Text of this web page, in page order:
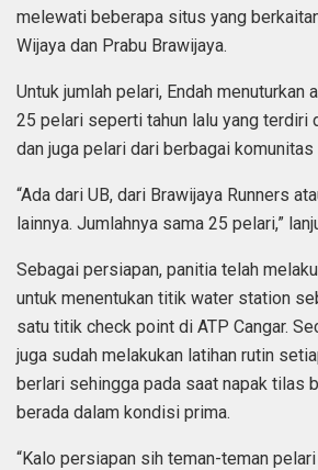
melewati beberapa situs yang
Wijaya dan Prabu Brawijaya.
Untuk jumlah pelari, Endah menuturkan
25 pelari seperti tahun lalu yang terdiri
dan juga pelari dari berbagai
“Ada dari UB, dari Brawijaya Runners
lainnya. Jumlahnya sama 25 pelari,”
Sebagai persiapan, panitia telah
untuk menentukan titik water station
satu titik check point di ATP Cangar.
juga sudah melakukan latihan rutin
berlari sehingga pada saat napak tilas
berada dalam kondisi prima.
“Kalo persiapan sih teman-teman